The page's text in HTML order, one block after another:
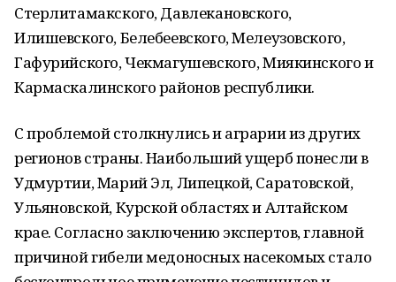
Стерлитамакского, Давлекановского,
Илишевского, Белебеевского, Мелеузовского,
Гафурийского, Чекмагушевского, Миякинского и
Кармаскалинского районов республики.
С проблемой столкнулись и аграрии из других
регионов страны. Наибольший ущерб понесли в
Удмуртии, Марий Эл, Липецкой, Саратовской,
Ульяновской, Курской областях и Алтайском
крае. Согласно заключению экспертов, главной
причиной гибели медоносных насекомых стало